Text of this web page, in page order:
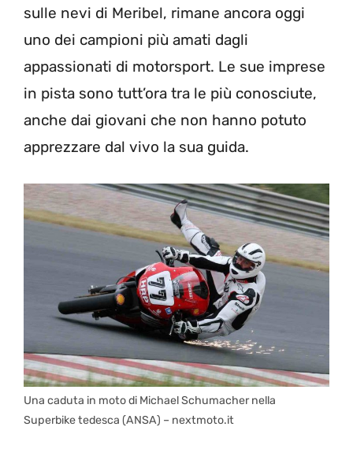
sulle nevi di Meribel, rimane ancora oggi
uno dei campioni più amati dagli
appassionati di motorsport. Le sue imprese
in pista sono tutt’ora tra le più conosciute,
anche dai giovani che non hanno potuto
apprezzare dal vivo la sua guida.
Una caduta in moto di Michael Schumacher nella
Superbike tedesca (ANSA) – nextmoto.it